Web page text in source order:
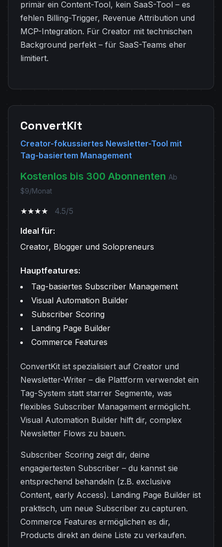
primär ein Content-Tool, kein SaaS-Tool – es
fehlen Billing-Trigger, Revenue Attribution und
MCP-Integration. Für Creator mit technischen
Background perfekt – für SaaS-Teams eher
limitiert.
ConvertKit
Creator-fokussiertes Newsletter-Tool mit
Tag-basiertem Management
Kostenlos bis 300 Abonnenten Ab
$9/Monat
★★★★
4.5/5
Ideal für:
Creator, Blogger und Solopreneurs
Hauptfeatures:
Tag-basiertes Subscriber Management
Visual Automation Builder
Subscriber Scoring
Landing Page Builder
Commerce Features
ConvertKit ist spezialisiert auf Creator und
Newsletter-Writer – die Plattform verwendet ein
Tag-System statt starrer Segmente, was
flexibles Subscriber Management ermöglicht.
Visual Automation Builder hilft dir, complex
Newsletter Flows zu bauen.
Subscriber Scoring zeigt dir, deine
engagiertesten Subscriber – du kannst sie
entsprechend behandeln (z.B. exclusive
Content, early Access). Landing Page Builder ist
praktisch, um neue Subscriber zu capturen.
Commerce Features ermöglichen es dir,
Products direkt an deine Liste zu verkaufen.